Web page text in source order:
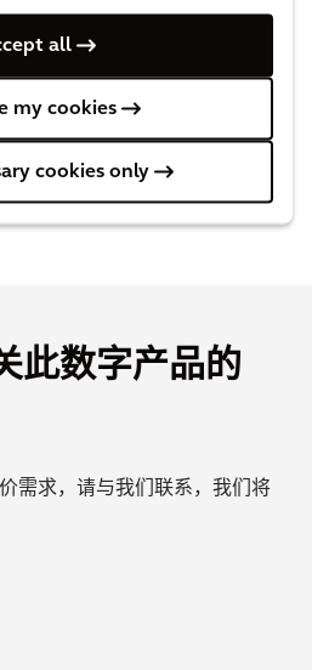
all
my cookies
cookies only
挑战来定制这一现成平
公共事业机构和组织的信
此数字产品的
需求，请与我们联系，我们将